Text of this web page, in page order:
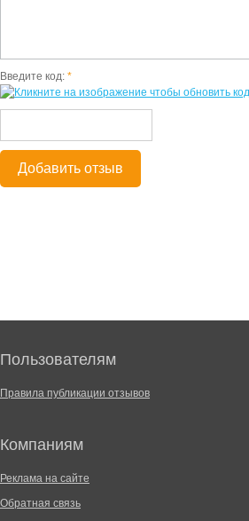
Введите код: *
Добавить отзыв
Пользователям
Правила публикации отзывов
Компаниям
Реклама на сайте
Обратная связь